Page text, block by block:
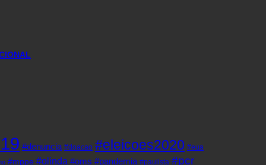
#denuncia #doacao #eleicoes2020 #eua
#mppe #olinda #oms #pandemia #paulista #pcr